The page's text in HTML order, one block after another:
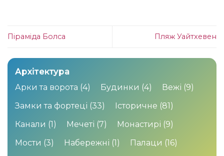
Піраміда Болса Пляж Уайтхевен
Архітектура
Арки та ворота (4) Будинки (4) Вежі (9)
Замки та фортеці (33) Історичне (81)
Канали (1) Мечеті (7) Монастирі (9)
Мости (3) Набережні (1) Палаци (16)